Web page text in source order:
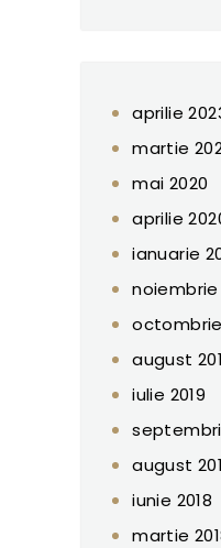
aprilie
martie
mai 2020
aprilie
ianuarie
noiembrie
octombrie
august
iulie 2019
august
iunie 2018
martie